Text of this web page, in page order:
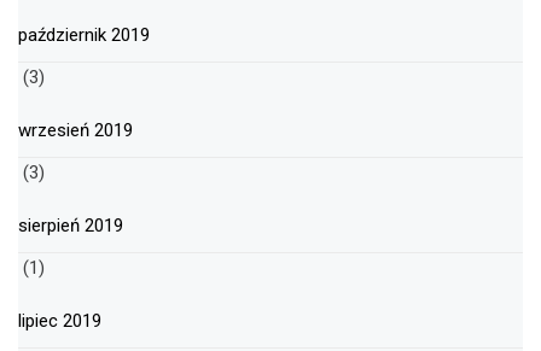
październik 2019
(3)
wrzesień 2019
(3)
sierpień 2019
(1)
lipiec 2019